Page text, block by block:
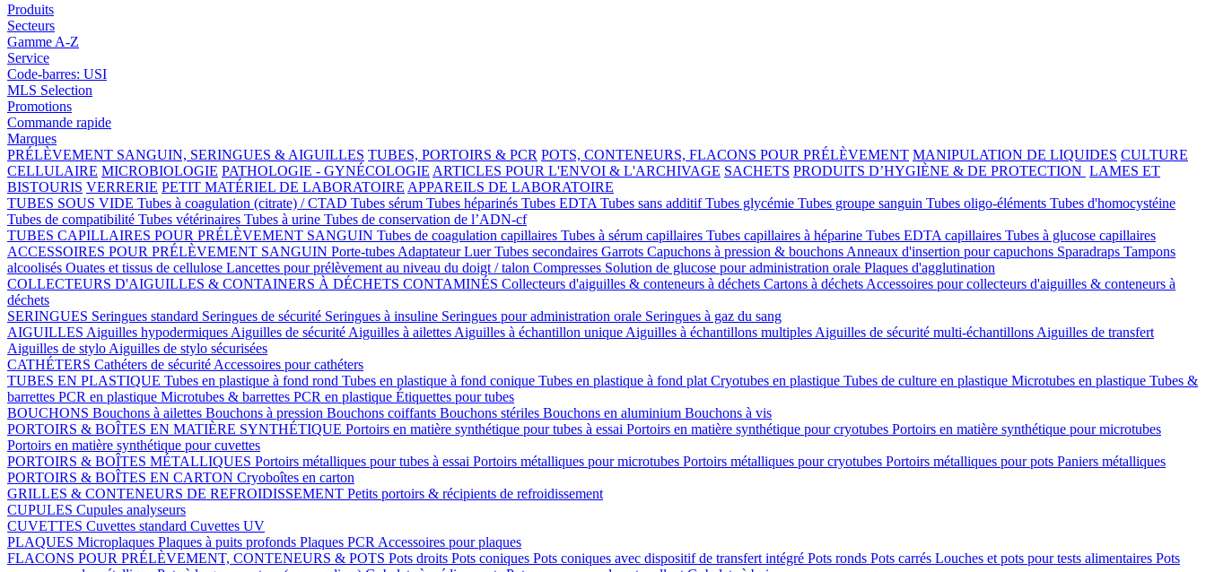
Produits
Secteurs
Gamme A-Z
Service
Code-barres: USI
MLS Selection
Promotions
Commande rapide
Marques
PRÉLÈVEMENT SANGUIN, SERINGUES & AIGUILLES TUBES, PORTOIRS & PCR POTS, CONTENEURS, FLACONS POUR PRÉLÈVEMENT MANIPULATION DE LIQUIDES CULTURE
CELLULAIRE MICROBIOLOGIE PATHOLOGIE - GYNÉCOLOGIE ARTICLES POUR L'ENVOI & L'ARCHIVAGE SACHETS PRODUITS D’HYGIÈNE & DE PROTECTION LAMES ET
BISTOURIS VERRERIE PETIT MATÉRIEL DE LABORATOIRE APPAREILS DE LABORATOIRE
TUBES SOUS VIDE Tubes à coagulation (citrate) / CTAD Tubes sérum Tubes héparinés Tubes EDTA Tubes sans additifTubes glycémie Tubes groupe sanguin Tubes oligo-éléments Tubes d'homocystéine
Tubes de compatibilité Tubes vétérinaires Tubes à urine Tubes de conservation de l’ADN-cf
TUBES CAPILLAIRES POUR PRÉLÈVEMENT SANGUIN Tubes de coagulation capillaires Tubes à sérum capillaires Tubes capillaires à héparine Tubes EDTA capillaires Tubes à glucose capillaires
ACCESSOIRES POUR PRÉLÈVEMENT SANGUIN Porte-tubes Adaptateur LuerTubes secondaires Garrots Capuchons à pression & bouchons Anneaux d'insertion pour capuchons Sparadraps Tampons
alcoolisés Ouates et tissus de cellulose Lancettes pour prélèvement au niveau du doigt / talon Compresses Solution de glucose pour administration orale Plaques d'agglutination
COLLECTEURS D'AIGUILLES & CONTAINERS À DÉCHETS CONTAMINÉS Collecteurs d'aiguilles & conteneurs à déchets Cartons à déchets Accessoires pour collecteurs d'aiguilles & conteneurs à
déchets
SERINGUES Seringues standard Seringues de sécurité Seringues à insuline Seringues pour administration orale Seringues à gaz du sang
AIGUILLES Aiguilles hypodermiques Aiguilles de sécurité Aiguilles à ailettes Aiguilles à échantillon unique Aiguilles à échantillons multiples Aiguilles de sécurité multi-échantillons Aiguilles de transfert
Aiguilles de stylo Aiguilles de stylo sécurisées
CATHÉTERS Cathéters de sécurité Accessoires pour cathéters
TUBES EN PLASTIQUE Tubes en plastique à fond rond Tubes en plastique à fond conique Tubes en plastique à fond plat Cryotubes en plastique Tubes de culture en plastique Microtubes en plastique Tubes &
barrettes PCR en plastique Microtubes & barrettes PCR en plastique Étiquettes pour tubes
BOUCHONS Bouchons à ailettes Bouchons à pression Bouchons coiffants Bouchons stériles Bouchons en aluminium Bouchons à vis
PORTOIRS & BOÎTES EN MATIÈRE SYNTHÉTIQUE Portoirs en matière synthétique pour tubes à essai Portoirs en matière synthétique pour cryotubes Portoirs en matière synthétique pour microtubes
Portoirs en matière synthétique pour cuvettes
PORTOIRS & BOÎTES MÉTALLIQUES Portoirs métalliques pour tubes à essai Portoirs métalliques pour microtubes Portoirs métalliques pour cryotubes Portoirs métalliques pour pots Paniers métalliques
PORTOIRS & BOÎTES EN CARTON Cryoboîtes en carton
GRILLES & CONTENEURS DE REFROIDISSEMENT Petits portoirs & récipients de refroidissement
CUPULES Cupules analyseurs
CUVETTES Cuvettes standard Cuvettes UV
PLAQUES Microplaques Plaques à puits profonds Plaques PCR Accessoires pour plaques
FLACONS POUR PRÉLÈVEMENT, CONTENEURS & POTS Pots droits Pots coniques Pots coniques avec dispositif de transfert intégré Pots ronds Pots carrés Louches et pots pour tests alimentaires Pots